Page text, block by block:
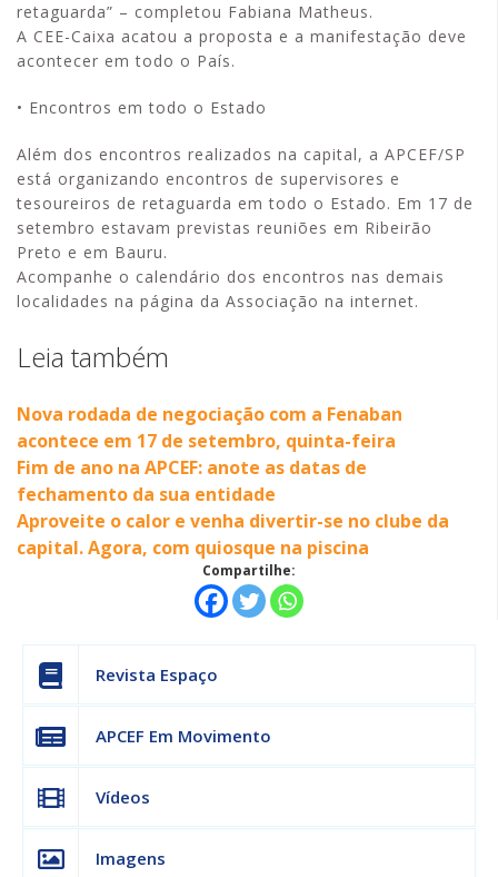
retaguarda” – completou Fabiana Matheus.
A CEE-Caixa acatou a proposta e a manifestação deve
acontecer em todo o País.
• Encontros em todo o Estado
Além dos encontros realizados na capital, a APCEF/SP
está organizando encontros de supervisores e
tesoureiros de retaguarda em todo o Estado. Em 17 de
setembro estavam previstas reuniões em Ribeirão
Preto e em Bauru.
Acompanhe o calendário dos encontros nas demais
localidades na página da Associação na internet.
Leia também
Nova rodada de negociação com a Fenaban
acontece em 17 de setembro, quinta-feira
Fim de ano na APCEF: anote as datas de
fechamento da sua entidade
Aproveite o calor e venha divertir-se no clube da
capital. Agora, com quiosque na piscina
Compartilhe:
Revista Espaço
APCEF Em Movimento
Vídeos
Imagens